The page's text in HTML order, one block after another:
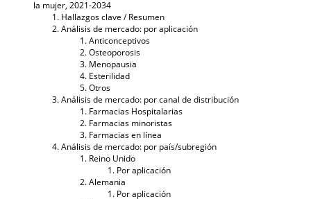
la mujer, 2021-2034
Hallazgos clave / Resumen
Análisis de mercado: por aplicación
Anticonceptivos
Osteoporosis
Menopausia
Esterilidad
Otros
Análisis de mercado: por canal de distribución
Farmacias Hospitalarias
Farmacias minoristas
Farmacias en línea
Análisis de mercado: por país/subregión
Reino Unido
Por aplicación
Alemania
Por aplicación